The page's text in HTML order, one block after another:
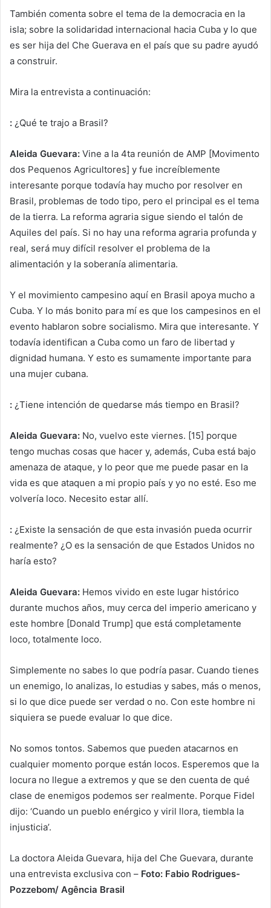
También comenta sobre el tema de la democracia en la
isla; sobre la solidaridad internacional hacia Cuba y lo que
es ser hija del Che Guerava en el país que su padre ayudó
a construir.
Mira la entrevista a continuación:
: ¿Qué te trajo a Brasil?
Aleida Guevara: Vine a la 4ta reunión de AMP [Movimento
dos Pequenos Agricultores] y fue increíblemente
interesante porque todavía hay mucho por resolver en
Brasil, problemas de todo tipo, pero el principal es el tema
de la tierra. La reforma agraria sigue siendo el talón de
Aquiles del país. Si no hay una reforma agraria profunda y
real, será muy difícil resolver el problema de la
alimentación y la soberanía alimentaria.
Y el movimiento campesino aquí en Brasil apoya mucho a
Cuba. Y lo más bonito para mí es que los campesinos en el
evento hablaron sobre socialismo. Mira que interesante. Y
todavía identifican a Cuba como un faro de libertad y
dignidad humana. Y esto es sumamente importante para
una mujer cubana.
: ¿Tiene intención de quedarse más tiempo en Brasil?
Aleida Guevara: No, vuelvo este viernes. [15] porque
tengo muchas cosas que hacer y, además, Cuba está bajo
amenaza de ataque, y lo peor que me puede pasar en la
vida es que ataquen a mi propio país y yo no esté. Eso me
volvería loco. Necesito estar allí.
: ¿Existe la sensación de que esta invasión pueda ocurrir
realmente? ¿O es la sensación de que Estados Unidos no
haría esto?
Aleida Guevara: Hemos vivido en este lugar histórico
durante muchos años, muy cerca del imperio americano y
este hombre [Donald Trump] que está completamente
loco, totalmente loco.
Simplemente no sabes lo que podría pasar. Cuando tienes
un enemigo, lo analizas, lo estudias y sabes, más o menos,
si lo que dice puede ser verdad o no. Con este hombre ni
siquiera se puede evaluar lo que dice.
No somos tontos. Sabemos que pueden atacarnos en
cualquier momento porque están locos. Esperemos que la
locura no llegue a extremos y que se den cuenta de qué
clase de enemigos podemos ser realmente. Porque Fidel
dijo: ‘Cuando un pueblo enérgico y viril llora, tiembla la
injusticia’.
La doctora Aleida Guevara, hija del Che Guevara, durante
una entrevista exclusiva con – Foto: Fabio Rodrigues-
Pozzebom/ Agência Brasil